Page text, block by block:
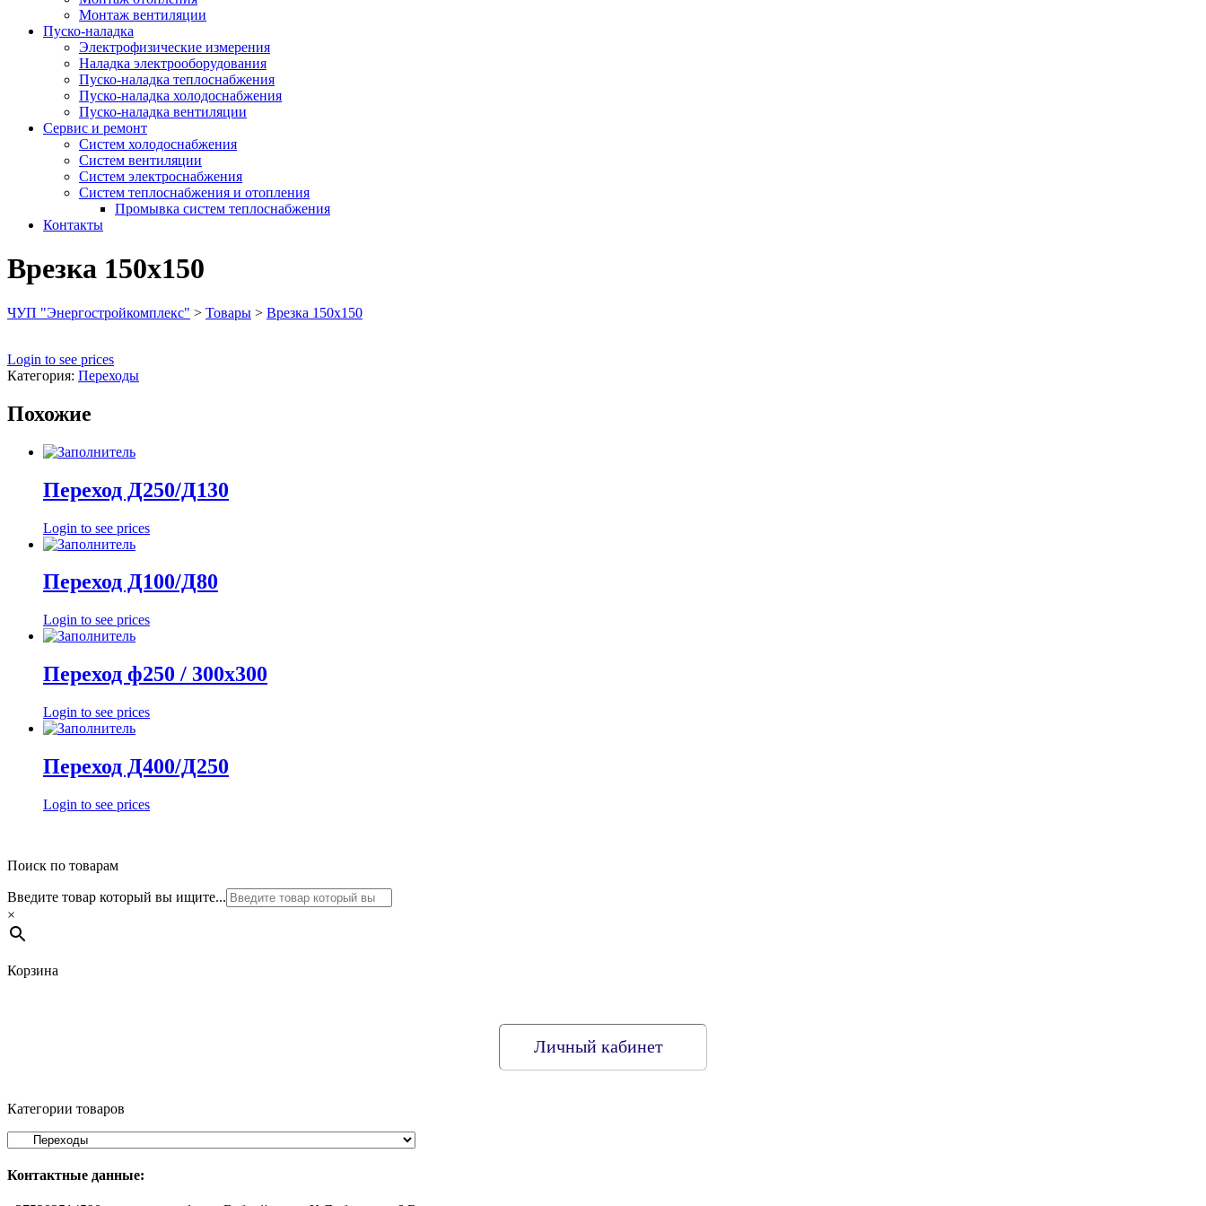
Монтаж вентиляции
Пуско-наладка
Электрофизические измерения
Наладка электрооборудования
Пуско-наладка теплоснабжения
Пуско-наладка холодоснабжения
Пуско-наладка вентиляции
Сервис и ремонт
Систем холодоснабжения
Систем вентиляции
Систем электроснабжения
Систем теплоснабжения и отопления
Промывка систем теплоснабжения
Контакты
Врезка 150х150
ЧУП "Энергостройкомплекс" > Товары > Врезка 150х150
Login to see prices
Категория: Переходы
Похожие
Переход Д250/Д130
Login to see prices
Переход Д100/Д80
Login to see prices
Переход ф250 / 300х300
Login to see prices
Переход Д400/Д250
Login to see prices
Поиск по товарам
Введите товар который вы ищите...
×
Корзина
Личный кабинет
Категории товаров
Контактные данные: